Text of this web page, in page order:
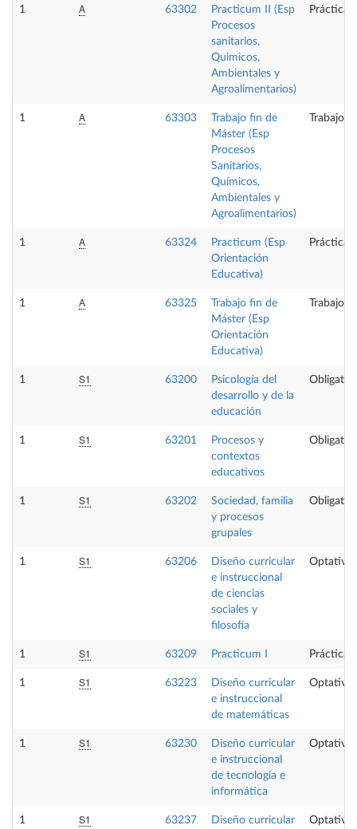
1 A 63302
Practicum II (Esp
Procesos
sanitarios,
Quimicos,
Ambientales y
Agroalimentarios)
1 A 63303
Trabajo fin de
Máster (Esp
Procesos
Sanitarios,
Químicos,
Ambientales y
Agroalimentarios)
Trabajo
1 A 63324
Practicum (Esp
Orientación
Educativa)
1 A 63325
Trabajo fin de
Máster (Esp
Orientación
Educativa)
Trabajo
1 S1 63200
Psicología del
desarrollo y de la
educación
1 S1 63201
Procesos y
contextos
educativos
1 S1 63202
Sociedad, familia
y procesos
grupales
1 S1 63206
Diseño curricular
e instruccional
de ciencias
sociales y
filosofía
Optativa
1 S1 63209 Practicum I
1 S1 63223
Diseño curricular
e instruccional
de matemáticas
Optativa
1 S1 63230
Diseño curricular
e instruccional
de tecnología e
informática
Optativa
1 S1 63237
Diseño curricular
Optativa